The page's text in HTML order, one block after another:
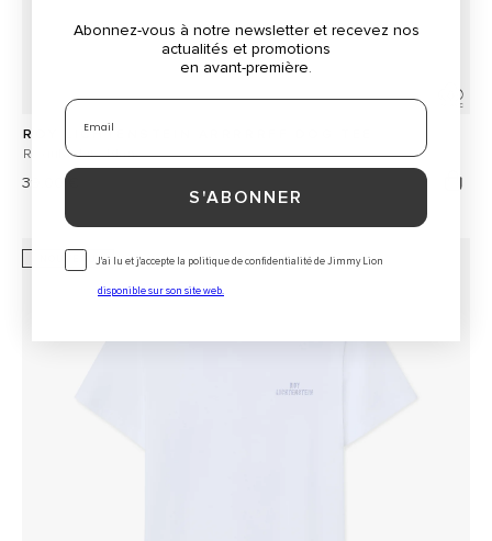
ROY LICHTENSTEIN ARRRRRFF DOG TEE
Regular Fit · Blanc
Prix
habituel
39,00 €
Abonnez-vous à notre newsletter et recevez nos
actualités et promotions
en avant-première.
Email
S'ABONNER
Consentimiento
J'ai lu et j'accepte la politique de confidentialité de Jimmy Lion
disponible sur son site web.